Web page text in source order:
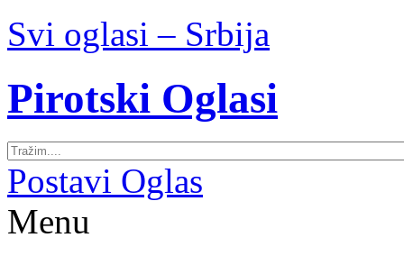
Svi oglasi – Srbija
Pirotski Oglasi
Postavi Oglas
Menu